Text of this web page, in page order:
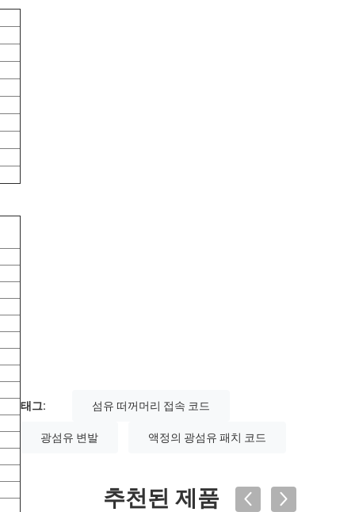
태그: 섬유 떠꺼머리 접속 코드
광섬유 변발 액정의 광섬유 패치 코드
추천된 제품